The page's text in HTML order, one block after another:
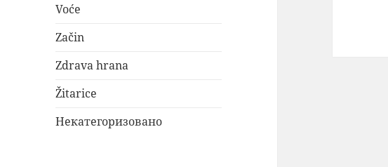
Voće
Začin
Zdrava hrana
Žitarice
Некатегоризовано